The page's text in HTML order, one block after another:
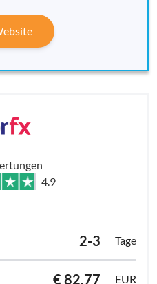
4.9
2-3 Tage
€ 82.77
EUR